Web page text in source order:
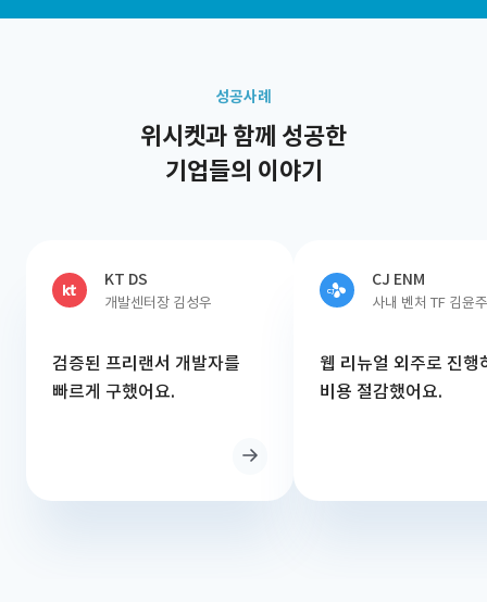
성공사례
위시켓과 함께 성공한
기업들의 이야기
KT DS
개발센터장 김성우
검증된 프리랜서 개발자를
빠르게 구했어요.
CJ ENM
사내 벤처 TF 김윤주
웹 리뉴얼 외주로 진행
비용 절감했어요.